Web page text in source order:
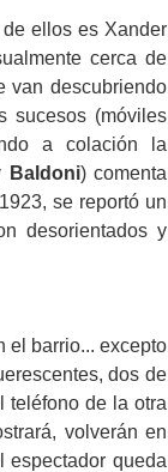
ellos es Xander
cerca de
van descubriendo
sucesos (móviles
a colación la
Baldoni) comenta
se reportó un
desorientados y
el barrio... excepto
dos de
teléfono de la otra
volverán en
espectador queda